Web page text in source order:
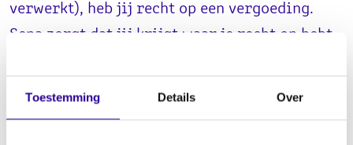
Toestemming Details Over
verwerkt), heb jij recht op een vergoeding.
Sena zorgt dat jij krijgt waar je recht op hebt.
Hiphop